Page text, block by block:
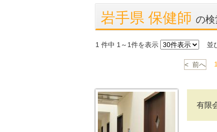
岩手県 保健師 の
1 件中 1～1件を表示 並
< 前へ
有限